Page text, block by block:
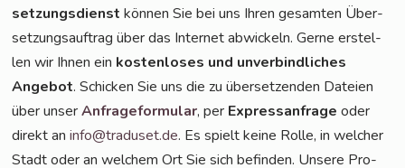
set­zungs­dienst kön­nen Sie bei uns Ihren gesam­ten Über­
set­zungs­auf­trag über das Inter­net abwi­ckeln. Ger­ne erstel­
len wir Ihnen ein kos­ten­lo­ses und unver­bind­li­ches
Ange­bot. Schi­cken Sie uns die zu über­set­zen­den Datei­en
über unserAnfra­ge­for­mu­lar, per Express­an­fra­ge oder
direkt aninfo@traduset.de. Es spielt kei­ne Rol­le, in wel­cher
Stadt oder an wel­chem Ort Sie sich befin­den. Unse­re Pro­